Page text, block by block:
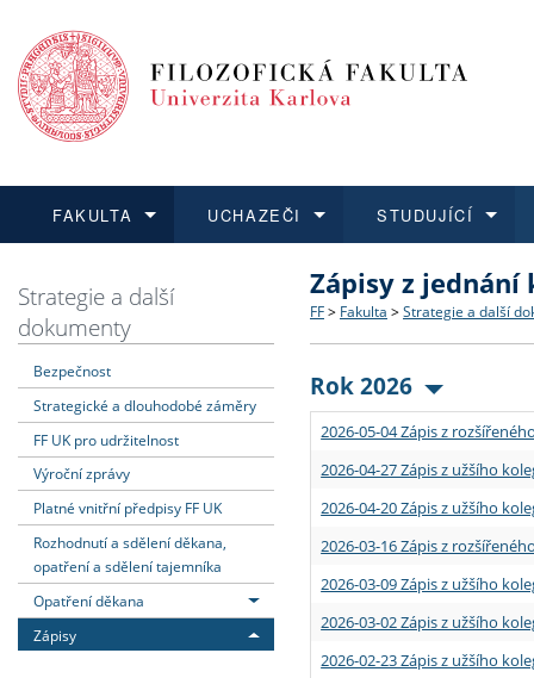
FAKULTA
Dozvědět se více
Struktura a historie
Strategie a další
Podpora a benefity pro
Absolventi fakulty
UCHAZEČI
Podat přihlášku
Co studovat a jak se
Učitelské studijní
Informace k průběhu
STUDUJÍCÍ
Dozvědět se více
Bakalářské a magisterské
Doktorské studium
Rigorózní řízení
Dozvědět se více
O vědě a výzkumu na FF
Akademické kvalifikace
Granty a projekty
Dozvědět se více
Aktuální nabídky a
Vyjíždějící studenti
Přijíždějící studenti
Vyjíždějící zaměstnanci
Strategie a další
dokumenty
Bezpečnost
Strategické a dlouhodobé záměry
FF UK pro udržitelnost
Výroční zprávy
Platné vnitřní předpisy FF UK
Rozhodnutí a sdělení děkana,
opatření a sdělení tajemníka
Opatření děkana
Zápisy
Zápisy z jednání
FF > Fakulta > Strategie a další
Rok 2026
2026-05-04 Zápis z
2026-04-27 Zápis z užšího
2026-04-20 Zápis z užšího
2026-03-16 Zápis z
2026-03-09 Zápis z užšího
2026-03-02 Zápis z užšího
2026-02-23 Zápis z užšího